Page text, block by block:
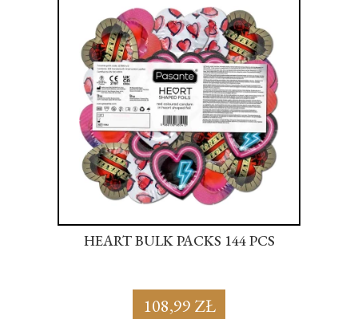
HEART BULK PACKS 144 PCS
108,99 ZŁ